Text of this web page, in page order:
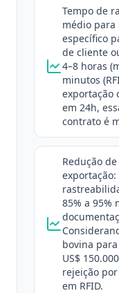
Tempo de
médio
específico
de cliente
4–8 horas
minutos
exportação
em 24h,
contrato é
Redução
85% a 95%
bovina
US$
rejeição
em RFID.